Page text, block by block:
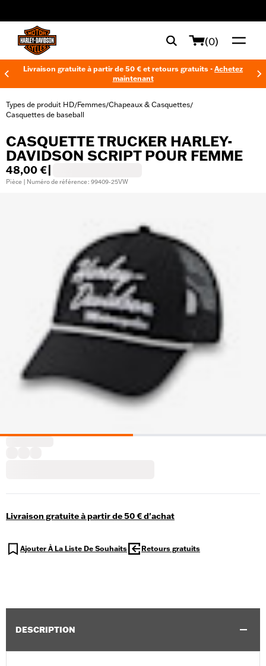
(0)
Livraison gratuite à partir de 50 € et retours gratuits - Achetez
maintenant
Types de produit HD/Femmes/Chapeaux & Casquettes/
Casquettes de baseball
CASQUETTE TRUCKER HARLEY-
DAVIDSON SCRIPT POUR FEMME
48,00 €
Pièce | Numéro de référence : 99409-25VW
Livraison gratuite à partir de 50 € d'achat
Ajouter À La Liste De Souhaits Retours gratuits
DESCRIPTION